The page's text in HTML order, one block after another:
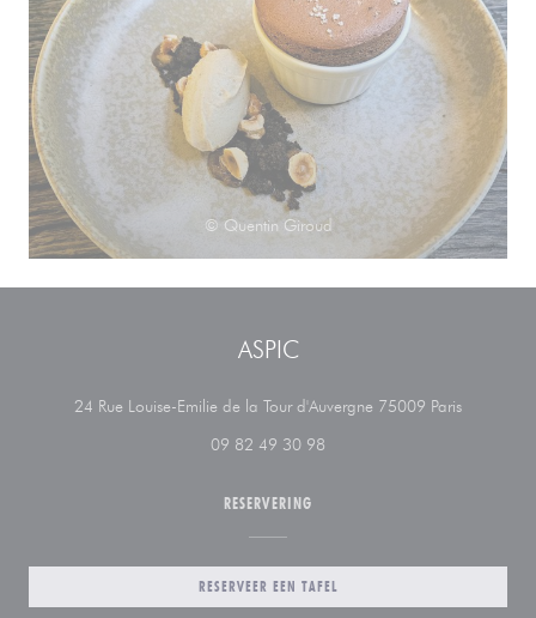
© Quentin Giroud
ASPIC
24 Rue Louise-Emilie de la Tour d'Auvergne 75009 Paris((opent in
09 82 49 30 98
RESERVERING
RESERVEER EEN TAFEL